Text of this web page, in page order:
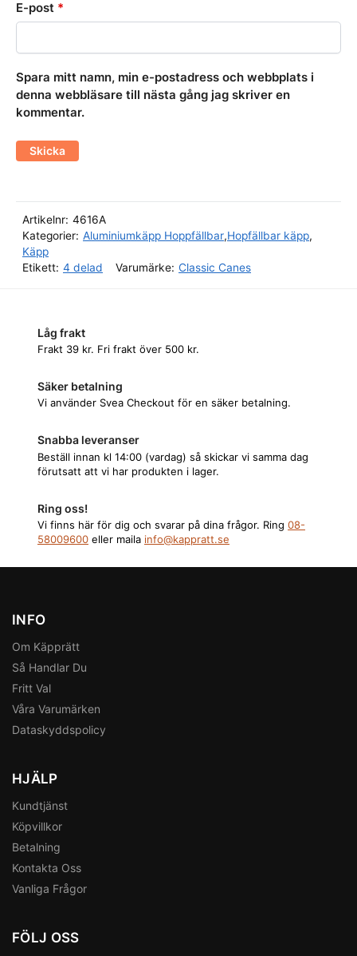
E-post *
Spara mitt namn, min e-postadress och webbplats i
denna webbläsare till nästa gång jag skriver en
kommentar.
Artikelnr: 4616A
Kategorier: Aluminiumkäpp Hoppfällbar,Hopfällbar käpp,
Käpp
Etikett: 4 delad Varumärke: Classic Canes
Låg frakt
Frakt 39 kr. Fri frakt över 500 kr.
Säker betalning
Vi använder Svea Checkout för en säker betalning.
Snabba leveranser
Beställ innan kl 14:00 (vardag) så skickar vi samma dag
förutsatt att vi har produkten i lager.
Ring oss!
Vi finns här för dig och svarar på dina frågor. Ring 08-
58009600 eller maila info@kappratt.se
INFO
Om Käpprätt
Så Handlar Du
Fritt Val
Våra Varumärken
Dataskyddspolicy
HJÄLP
Kundtjänst
Köpvillkor
Betalning
Kontakta Oss
Vanliga Frågor
FÖLJ OSS